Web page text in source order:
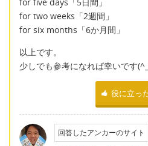
for two weeks「2週間」
for six months「6か月間」
以上です。
少しでも参考になれば幸いです
役に立っ
回答したアンカーのサイト